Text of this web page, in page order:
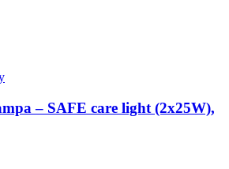
– SAFE care light (2x25W),